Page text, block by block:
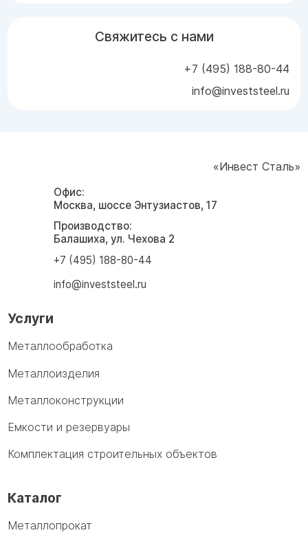
Свяжитесь с нами
+7 (495) 188-80-44
info@investsteel.ru
«Инвест Сталь»
Офис:
Москва, шоссе Энтузиастов, 17
Производство:
Балашиха, ул. Чехова 2
+7 (495) 188-80-44
info@investsteel.ru
Услуги
Металлообработка
Металлоизделия
Металлоконструкции
Емкости и резервуары
Комплектация строительных объектов
Каталог
Металлопрокат